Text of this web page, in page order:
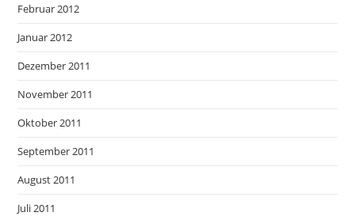
Februar 2012
Januar 2012
Dezember 2011
November 2011
Oktober 2011
September 2011
August 2011
Juli 2011